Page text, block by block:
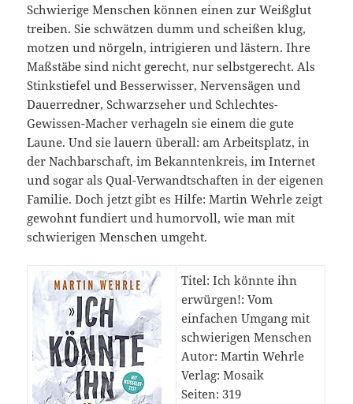
Schwierige Menschen können einen zur Weißglut
treiben. Sie schwätzen dumm und scheißen klug,
motzen und nörgeln, intrigieren und lästern. Ihre
Maßstäbe sind nicht gerecht, nur selbstgerecht. Als
Stinkstiefel und Besserwisser, Nervensägen und
Dauerredner, Schwarzseher und Schlechtes-
Gewissen-Macher verhageln sie einem die gute
Laune. Und sie lauern überall: am Arbeitsplatz, in
der Nachbarschaft, im Bekanntenkreis, im Internet
und sogar als Qual-Verwandtschaften in der eigenen
Familie. Doch jetzt gibt es Hilfe: Martin Wehrle zeigt
gewohnt fundiert und humorvoll, wie man mit
schwierigen Menschen umgeht.
Titel: Ich könnte ihn
erwürgen!: Vom
einfachen Umgang mit
schwierigen Menschen
Autor: Martin Wehrle
Verlag: Mosaik
Seiten: 319